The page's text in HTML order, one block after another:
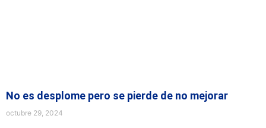
No es desplome pero se pierde de no mejorar
octubre 29, 2024